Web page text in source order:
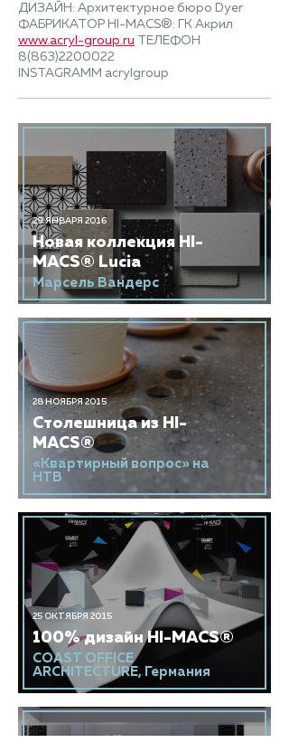
ДИЗАЙН: Архитектурное бюро Dyer
ФАБРИКАТОР HI-MACS®: ГК Акрил
www.acryl-group.ru ТЕЛЕФОН
8(863)2200022
INSTAGRAMM acrylgroup
29 ЯНВАРЯ 2016
Новая коллекция HI-
MACS® Lucia
Марсель Вандерс
28 НОЯБРЯ 2015
Столешница из HI-
MACS®
«Квартирный вопрос» на
НТВ
25 ОКТЯБРЯ 2015
100% дизайн HI-MACS®
COAST OFFICE
ARCHITECTURE, Германия